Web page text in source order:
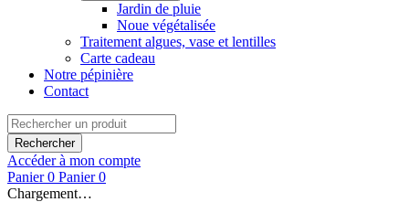
Jardin de pluie
Noue végétalisée
Traitement algues, vase et lentilles
Carte cadeau
Notre pépinière
Contact
Rechercher
Accéder à mon compte
Panier 0 Panier 0
Chargement…